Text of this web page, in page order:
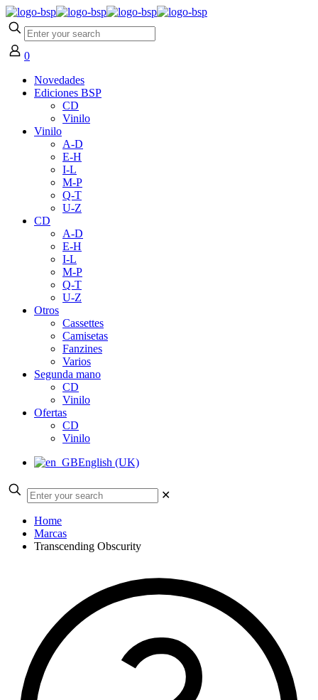
0
Novedades
Ediciones BSP
CD
Vinilo
Vinilo
A-D
E-H
I-L
M-P
Q-T
U-Z
CD
A-D
E-H
I-L
M-P
Q-T
U-Z
Otros
Cassettes
Camisetas
Fanzines
Varios
Segunda mano
CD
Vinilo
Ofertas
CD
Vinilo
English (UK)
✕
Home
Marcas
Transcending Obscurity